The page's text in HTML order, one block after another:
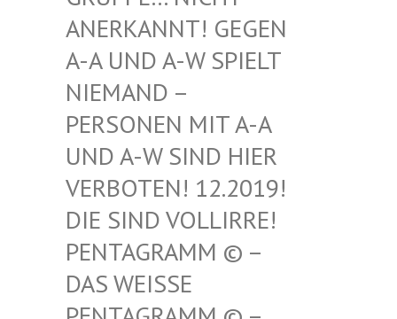
RKANNT! GEGEN A-A
UND A-W SPIELT NIE
MAND – PER
SONEN MIT A-A UND
A-W SIND HIER VER
BOTEN! 12.2019! DIE
SIND VOLLIRRE! PEN
TAGRAMM © – DAS
WEISSE PENT